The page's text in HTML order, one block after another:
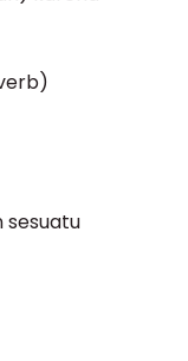
sesuatu